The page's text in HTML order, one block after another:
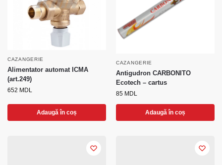
CAZANGERIE
Alimentator automat ICMA
(art.249)
652 MDL
Adaugă în coș
CAZANGERIE
Antigudron CARBONITO
Ecotech – cartus
85 MDL
Adaugă în coș